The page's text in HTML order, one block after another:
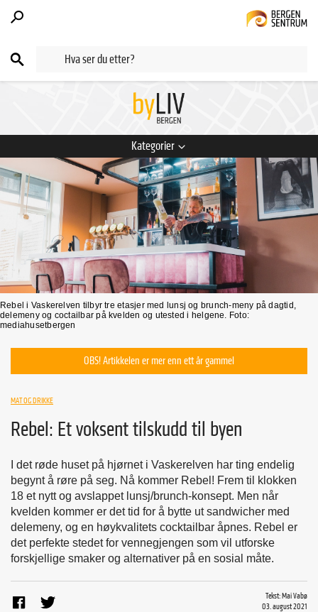
Kategorier
Rebel i Vaskerelven tilbyr tre etasjer med lunsj og brunch-meny på dagtid,
delemeny og coctailbar på kvelden og utested i helgene. Foto:
mediahusetbergen
OBS! Artikkelen er mer enn ett år gammel
MAT OG DRIKKE
Rebel: Et voksent tilskudd til byen
I det røde huset på hjørnet i Vaskerelven har ting endelig
begynt å røre på seg. Nå kommer Rebel! Frem til klokken
18 et nytt og avslappet lunsj/brunch-konsept. Men når
kvelden kommer er det tid for å bytte ut sandwicher med
delemeny, og en høykvalitets cocktailbar åpnes. Rebel er
det perfekte stedet for vennegjengen som vil utforske
forskjellige smaker og alternativer på en sosial måte.
Tekst: Mai Vabø
03. august 2021